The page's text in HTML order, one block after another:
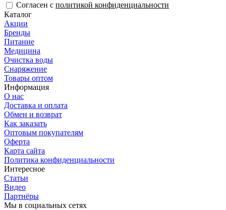
Согласен с политикой конфиденциальности
Каталог
Акции
Бренды
Питание
Медицина
Очистка воды
Снаряжение
Товары оптом
Информация
О нас
Доставка и оплата
Обмен и возврат
Как заказать
Оптовым покупателям
Оферта
Карта сайта
Политика конфиденциальности
Интересное
Статьи
Видео
Партнёры
Мы в социальных сетях